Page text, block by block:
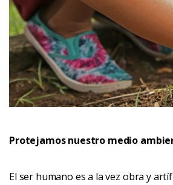
Protejamos nuestro medio
El ser humano es a la vez obra y